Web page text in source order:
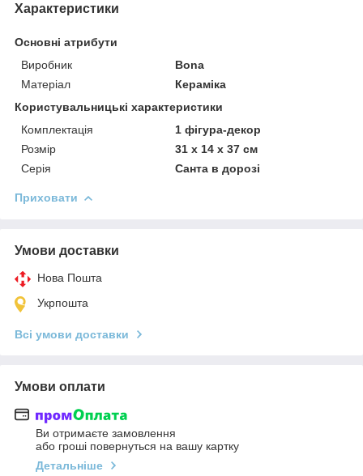
Характеристики
Основні атрибути
Виробник
Bona
Матеріал
Кераміка
Користувальницькі характеристики
Комплектація
1 фігура-декор
Розмір
31 х 14 х 37 см
Серія
Санта в дорозі
Приховати
Умови доставки
Нова Пошта
Укрпошта
Всі умови доставки
Умови оплати
Ви отримаєте замовлення
або гроші повернуться на вашу картку
Детальніше